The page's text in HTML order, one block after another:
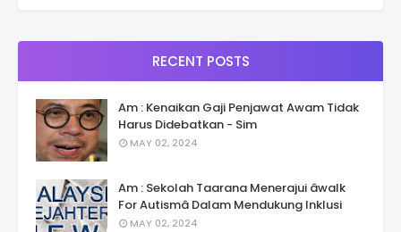
RECENT POSTS
Am : Kenaikan Gaji Penjawat Awam Tidak
Harus Didebatkan - Sim
MAY 02, 2024
Am : Sekolah Taarana Menerajui âwalk
For Autismâ Dalam Mendukung Inklusi
MAY 02, 2024